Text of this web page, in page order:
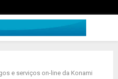
e serviços on-line da Konami